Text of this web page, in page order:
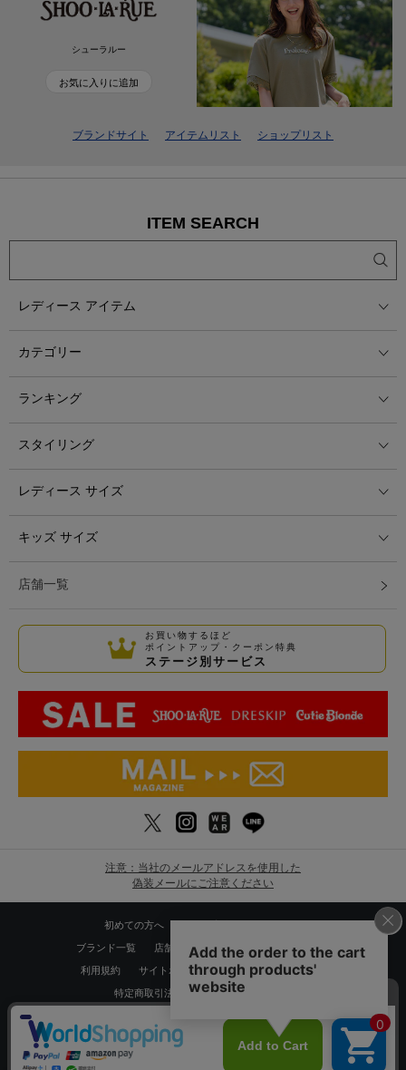
シューラルー
お気に入りに追加
ブランドサイト アイテムリスト ショップリスト
ITEM SEARCH
レディース アイテム
カテゴリー
ランキング
スタイリング
レディース サイズ
キッズ サイズ
店舗一覧
お買い物するほど
ポイントアップ・クーポン特典
ステージ別サービス
注意：当社のメールアドレスを使用した
偽装メールにご注意ください
初めての方へ
ブランド一覧 店舗検索 企業情報 株主優待制度
利用規約 サイトポリシー プライバシーポリシー
特定商取引法に基づく表記
Copyrights © WORLD CO.,LTD. All rights reserved.